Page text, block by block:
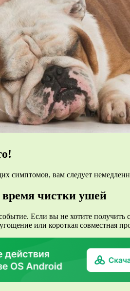
симптомов, вам следует
чистки ушей
Если вы не хотите
или короткая совместная